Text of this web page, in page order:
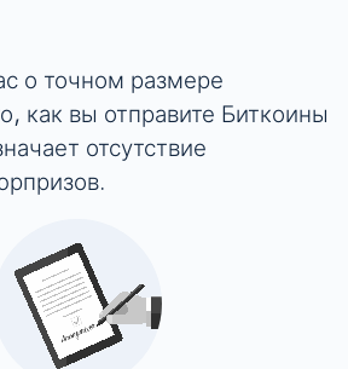
о точном размере
как вы отправите Биткоины
отсутствие